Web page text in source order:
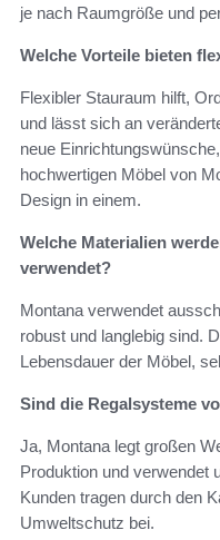
je nach Raumgröße und
Welche Vorteile bieten
Flexibler Stauraum hilft,
und lässt sich an
neue
hochwertigen Möbel von
Design in einem.
Welche Materialien
verwendet?
Montana verwendet
robust und langlebig sind.
Lebensdauer der Möbel,
Sind die Regalsysteme
Ja, Montana legt großen
Produktion und verwendet
Kunden tragen durch den
Umweltschutz bei.